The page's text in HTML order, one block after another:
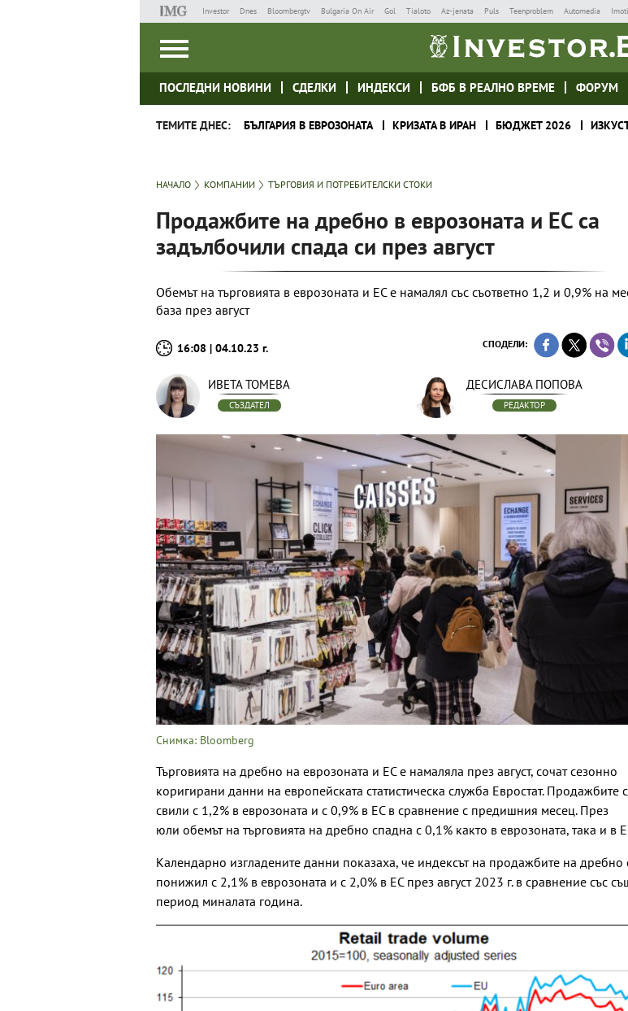
Investor Dnes Bloombergtv Bulgaria On Air Gol Tialoto Az-jenata Puls Teenproblem Automedia
ПОСЛЕДНИ НОВИНИ СДЕЛКИ ИНДЕКСИ БФБ В РЕАЛНО ВРЕМЕ ФОРУМ
ТЕМИТЕ ДНЕС: БЪЛГАРИЯ В ЕВРОЗОНАТА КРИЗАТА В ИРАН БЮДЖЕТ 2026
НАЧАЛО КОМПАНИИ ТЪРГОВИЯ И ПОТРЕБИТЕЛСКИ СТОКИ
Продажбите на дребно в еврозоната и ЕС са
задълбочили спада си през август
Обемът на търговията в еврозоната и ЕС е намалял със съответно 1,2 и 0,9% на
база през август
16:08 | 04.10.23 г. СПОДЕЛИ:
ИВЕТА ТОМЕВА
СЪЗДАТЕЛ
ДЕСИСЛАВА ПОПОВА
РЕДАКТОР
Снимка: Bloomberg
Търговията на дребно на еврозоната и ЕС е намаляла през август, сочат сезонно
коригирани данни на европейската статистическа служба Евростат. Продажбите
свили с 1,2% в еврозоната и с 0,9% в ЕС в сравнение с предишния месец. През
юли обемът на търговията на дребно спадна с 0,1% както в еврозоната, така и в
Календарно изгладените данни показаха, че индексът на продажбите на дребно
понижил с 2,1% в еврозоната и с 2,0% в ЕС през август 2023 г. в сравнение със
период миналата година.